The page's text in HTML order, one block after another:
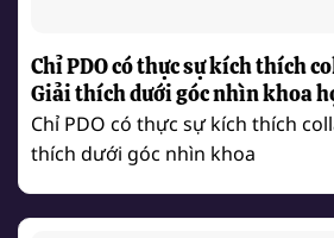
Chỉ PDO có thực sự kích thích
Giải thích dưới góc nhìn khoa
Chỉ PDO có thực sự kích thích
thích dưới góc nhìn khoa